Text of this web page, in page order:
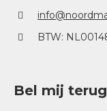
BTW:
Bel mij terug